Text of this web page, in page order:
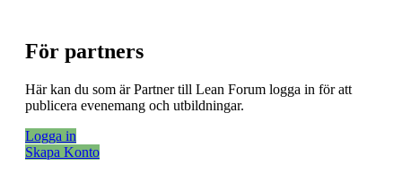
För partners
Här kan du som är Partner till Lean Forum logga in för att
publicera evenemang och utbildningar.
Logga in
Skapa Konto